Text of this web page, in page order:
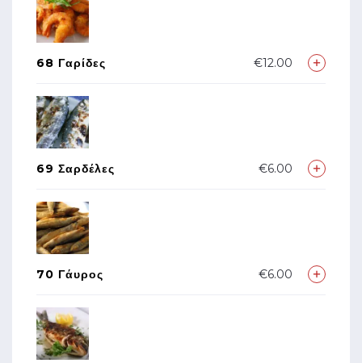
68 Γαρίδες €12.00
69 Σαρδέλες €6.00
70 Γάυρος €6.00